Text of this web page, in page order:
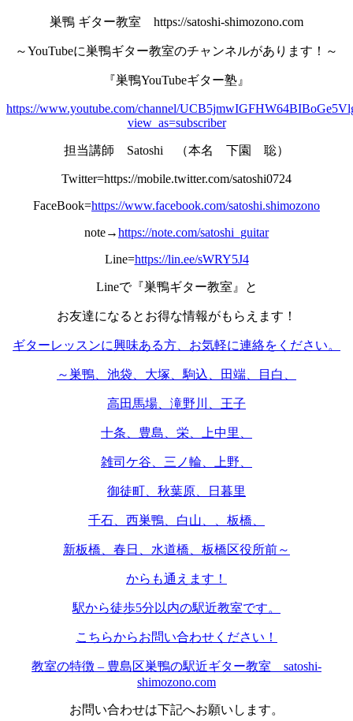
巣鴨 ギター教室 https://satoshi-shimozono.com
～YouTubeに巣鴨ギター教室のチャンネルがあります！～
『巣鴨YouTubeギター塾』
https://www.youtube.com/channel/
view_as=subscriber
担当講師 Satoshi （本名 下園 聡）
Twitter=https://mobile.twitter.com/satoshi0724
FaceBook=https://www.facebook.com/satoshi.shimozono
note→https://note.com/satoshi_guitar
Line=https://lin.ee/sWRY5J4
Lineで『巣鴨ギター教室』と
お友達になるとお得な情報がもらえます！
ギターレッスンに興味ある方、お気軽に連絡をください。
～巣鴨、池袋、大塚、駒込、田端、目白、
高田馬場、滝野川、王子
十条、豊島、栄、上中里、
雑司ケ谷、三ノ輪、上野、
御徒町、秋葉原、日暮里
千石、西巣鴨、白山、、板橋、
新板橋、春日、水道橋、板橋区役所前～
からも通えます！
駅から徒歩5分以内の駅近教室です。
こちらからお問い合わせください！
教室の特徴 – 豊島区巣鴨の駅近ギター教室 satoshi-
shimozono.com
お問い合わせは下記へお願いします。